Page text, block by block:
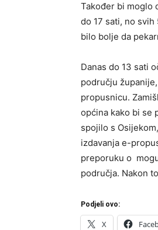
Također bi moglo
do 17 sati, no
bilo bolje da
Danas do 13 sati
području
propusnicu.
općina kako bi se
spojilo s
izdavanja e-
preporuku o
područja. Nakon
Podjeli ovo:
X